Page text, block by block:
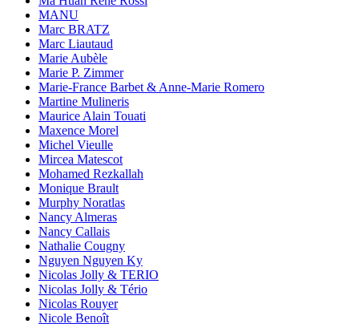
MANU
Marc BRATZ
Marc Liautaud
Marie Aubèle
Marie P. Zimmer
Marie-France Barbet & Anne-Marie Romero
Martine Mulineris
Maurice Alain Touati
Maxence Morel
Michel Vieulle
Mircea Matescot
Mohamed Rezkallah
Monique Brault
Murphy Noratlas
Nancy Almeras
Nancy Callais
Nathalie Cougny
Nguyen Nguyen Ky
Nicolas Jolly & TERIO
Nicolas Jolly & Tério
Nicolas Rouyer
Nicole Benoît